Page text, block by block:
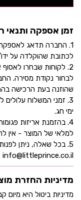
זמן אספקה ותנאי
לכתובת שהוקלדה על
2. לקוחות שבחרו
לבחור נקודת מסירה.
שהוזנה בעת הרכישה
3. זמני המשלוח
ימי חג.
4. בהזמנת אריזות
למלאי של המוצר - אין
5. בכל שאלה, ניתן
info@littleprince.co.il או בצור קשר באתר.
מדיניות החזרת